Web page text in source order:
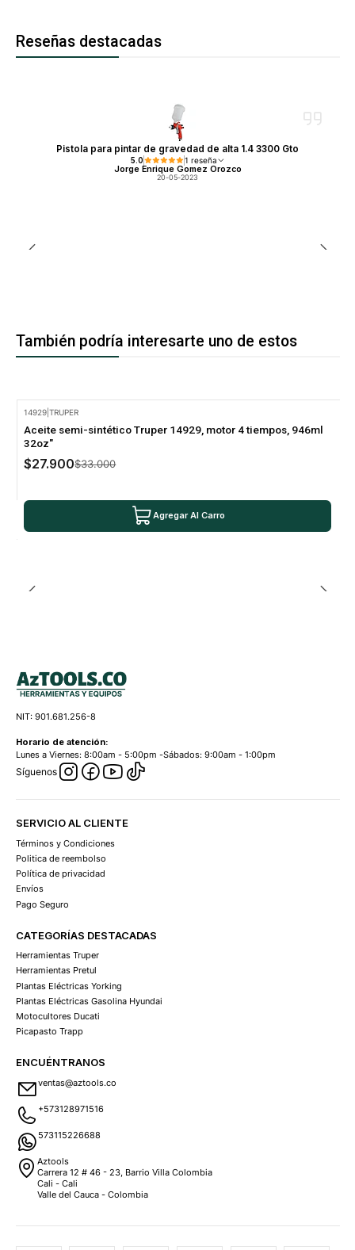
Reseñas destacadas
Pistola para pintar de gravedad de alta 1.4 3300 Gto
5.0 1 reseña
Jorge Enrique Gomez Orozco
20-05-2023
También podría interesarte uno de estos
14929 |TRUPER
Aceite semi-sintético Truper 14929, motor 4 tiempos, 946ml
32oz"
$27.900$33.000
Agregar Al Carro
NIT: 901.681.256-8
Horario de atención:
Lunes a Viernes: 8:00am - 5:00pm -Sábados: 9:00am - 1:00pm
Síguenos
SERVICIO AL CLIENTE
Términos y Condiciones
Politica de reembolso
Política de privacidad
Envíos
Pago Seguro
CATEGORÍAS DESTACADAS
Herramientas Truper
Herramientas Pretul
Plantas Eléctricas Yorking
Plantas Eléctricas Gasolina Hyundai
Motocultores Ducati
Picapasto Trapp
ENCUÉNTRANOS
ventas@aztools.co
+573128971516
573115226688
Aztools
Carrera 12 # 46 - 23, Barrio Villa Colombia
Cali - Cali
Valle del Cauca - Colombia